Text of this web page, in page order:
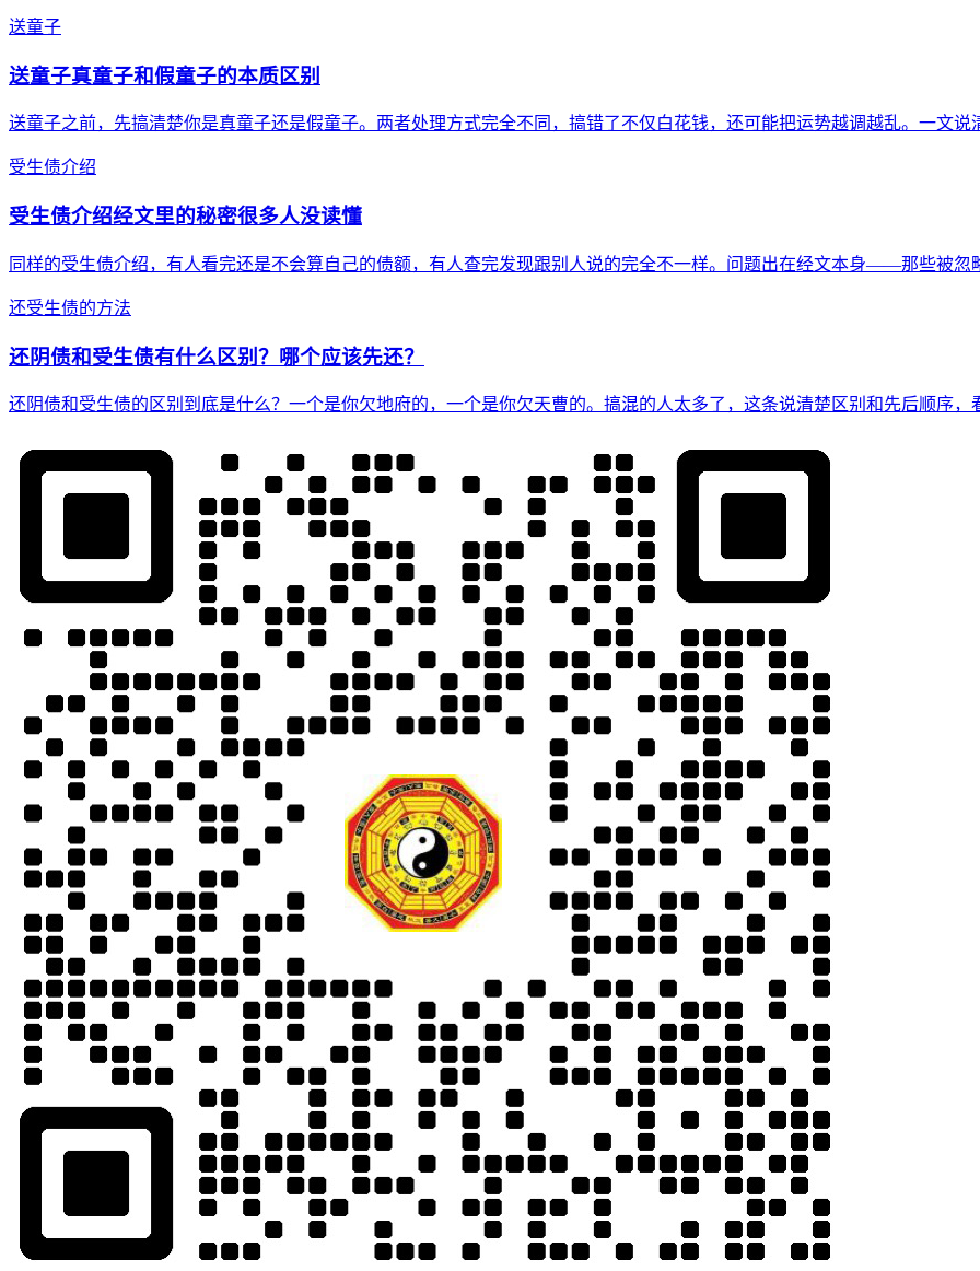
送童子
送童子真童子和假童子的本质区别
送童子之前，先搞清楚你是真童子还是假童子。两者处理方式完全不同，搞错了不仅白花钱，还可能把运势越调越乱。一文说
受生债介绍
受生债介绍经文里的秘密很多人没读懂
同样的受生债介绍，有人看完还是不会算自己的债额，有人查完发现跟别人说的完全不一样。问题出在经文本身——那些被忽
还受生债的方法
还阴债和受生债有什么区别？哪个应该先还？
还阴债和受生债的区别到底是什么？一个是你欠地府的，一个是你欠天曹的。搞混的人太多了，这条说清楚区别和先后顺序，